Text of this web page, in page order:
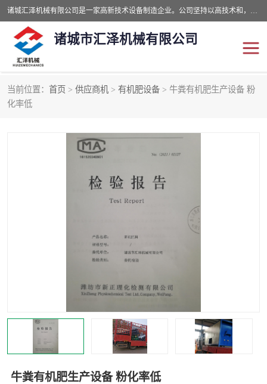
诸城汇泽机械有限公司是一家高新技术设备制造企业。公司坚持以高技术和，高服务于用户，以的环保机械制造设备赢的用户的信赖。现在主要生产死亡畜禽无害化处理和立式和卧式有机肥设备，搅拌机，烘干机，高温发酵机等。污水处理设备，固液分离机。气浮机，化制机等。公司秉承品质，用户至上，科技创新的经营理。
诸城市汇泽机械有限公司
当前位置： 首页 > 供应商机 > 有机肥设备 > 牛粪有机肥生产设备 粉
化率低
牛粪有机肥生产设备 粉化率低
发酵设备
鸡粪发酵机 有机肥设备
纳米膜好氧发酵堆肥机
纳米膜发酵
分子膜堆肥仓
分子膜发酵堆肥设备